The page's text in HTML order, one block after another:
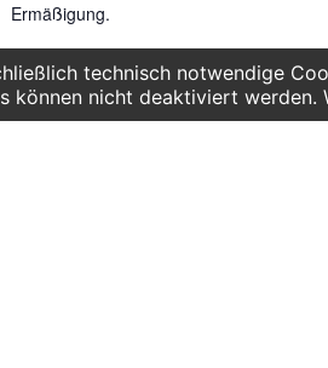
Ermäßigung.
3. August 2023: 10:00-17:00
technisch notwendige
können nicht deaktiviert